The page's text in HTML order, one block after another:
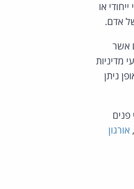
או
אדם.
אשר
מדיניות
ניתן
אורגון